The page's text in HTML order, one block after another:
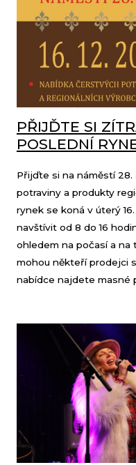
PŘIJĎTE SI
POSLEDNÍ
Přijďte si na náměstí
potraviny a produkty
rynek se koná v úterý
navštívit od 8 do 16
ohledem na počasí a
mohou někteří prodejci
nabídce najdete masné